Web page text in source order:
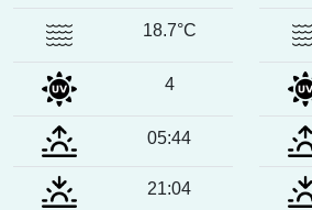
18.7°C
4
05:44
21:04